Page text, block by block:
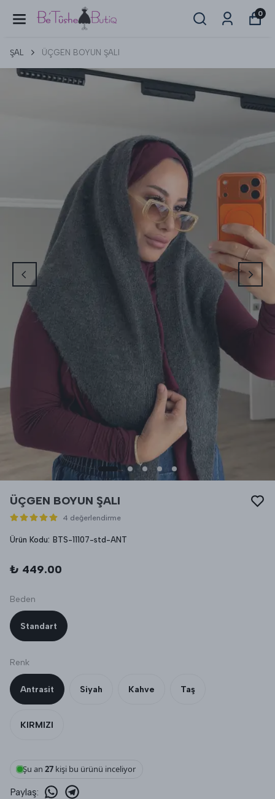
0
ŞAL ÜÇGEN BOYUN ŞALI
ÜÇGEN BOYUN ŞALI
4 değerlendirme
Ürün Kodu: BTS-11107-std-ANT
₺ 449.00
Beden
Standart
Renk
Antrasit Siyah Kahve Taş
KIRMIZI
Şu an 27kişi bu ürünü inceliyor
Paylaş: